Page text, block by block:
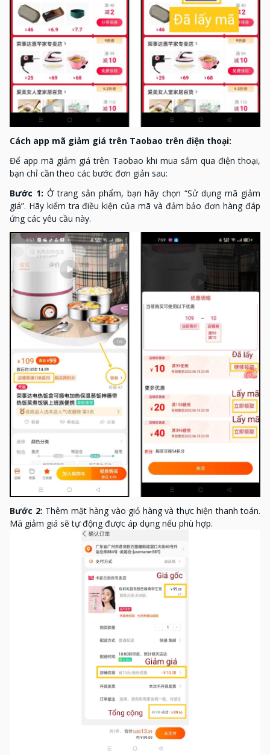
Cách app mã giảm giá trên Taobao trên điện thoại:
Để app mã giảm giá trên Taobao khi mua sắm qua điện thoại,
bạn chỉ cần theo các bước đơn giản sau:
Bước 1: Ở trang sản phẩm, bạn hãy chọn “Sử dụng mã giảm
giá”. Hãy kiểm tra điều kiện của mã và đảm bảo đơn hàng đáp
ứng các yêu cầu này.
Bước 2: Thêm mặt hàng vào giỏ hàng và thực hiện thanh toán.
Mã giảm giá sẽ tự động được áp dụng nếu phù hợp.